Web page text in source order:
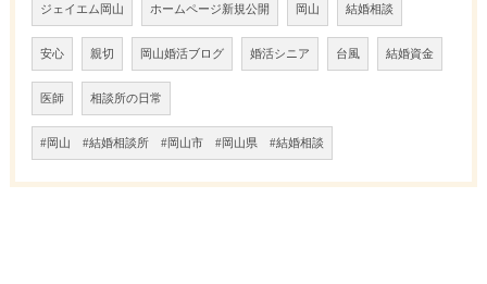
ジェイエム岡山 ホームページ新規公開 岡山 結婚相談
安心 親切 岡山婚活ブログ 婚活シニア 台風 結婚資金
医師 相談所の日常
#岡山 #結婚相談所 #岡山市 #岡山県 #結婚相談